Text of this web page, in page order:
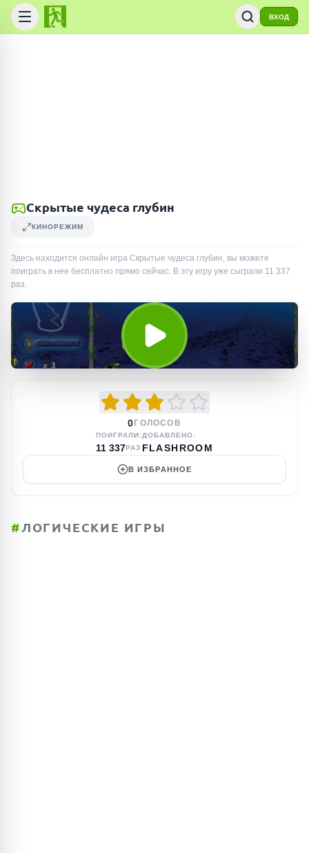
ВХОД
Скрытые чудеса глубин
КИНОРЕЖИМ
Здесь находится онлайн игра Скрытые чудеса глубин, вы можете
поиграть в нее бесплатно прямо сейчас. В эту игру уже сыграли 11 337
раз.
0 ГОЛОСОВ
ПОИГРАЛИ:
11 337РАЗ
ДОБАВЛЕНО:
FLASHROOM
В ИЗБРАННОЕ
#ЛОГИЧЕСКИЕ ИГРЫ